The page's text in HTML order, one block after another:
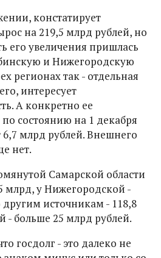
констатирует
на 219,5 млрд рублей, но
его увеличения пришлась
и Нижегородскую
регионах так - отдельная
интересует
А конкретно ее
состоянию на 1 декабря
6,7 млрд рублей. Внешнего
нет.
Самарской области
млрд, у Нижегородской -
источникам - 118,8
- больше 25 млрд рублей.
госдолг - это далеко не